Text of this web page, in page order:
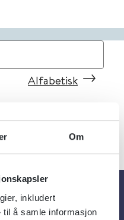
Om
inkludert
å samle informasjon
Alfabetisk